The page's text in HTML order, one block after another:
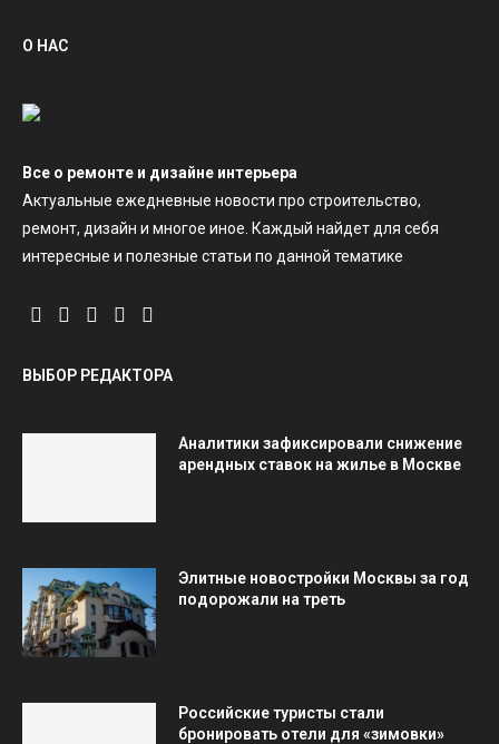
О НАС
Все о ремонте и дизайне интерьера
Актуальные ежедневные новости про строительство,
ремонт, дизайн и многое иное. Каждый найдет для себя
интересные и полезные статьи по данной тематике
ВЫБОР РЕДАКТОРА
Аналитики зафиксировали снижение
арендных ставок на жилье в Москве
Элитные новостройки Москвы за год
подорожали на треть
Российские туристы стали
бронировать отели для «зимовки»